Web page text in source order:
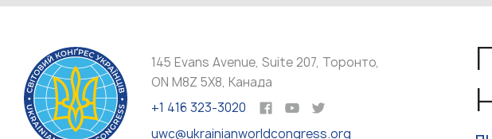
145 Evans Avenue, Suite 207, Торонто,
ON M8Z 5X8, Канада
+1 416 323-3020
uwc@ukrainianworldcongress.org